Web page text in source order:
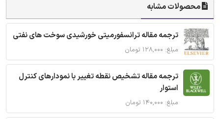
محصولات مشابه
ترجمه مقاله ترانسفورمیتی خورشیدی سوخت های نفتی
مبلغ: ۱۲۸,۰۰۰ تومان
ترجمه مقاله تشخیص نقطه تغییر با نمودارهای کنترل
استوار
مبلغ: ۱۴۰,۰۰۰ تومان